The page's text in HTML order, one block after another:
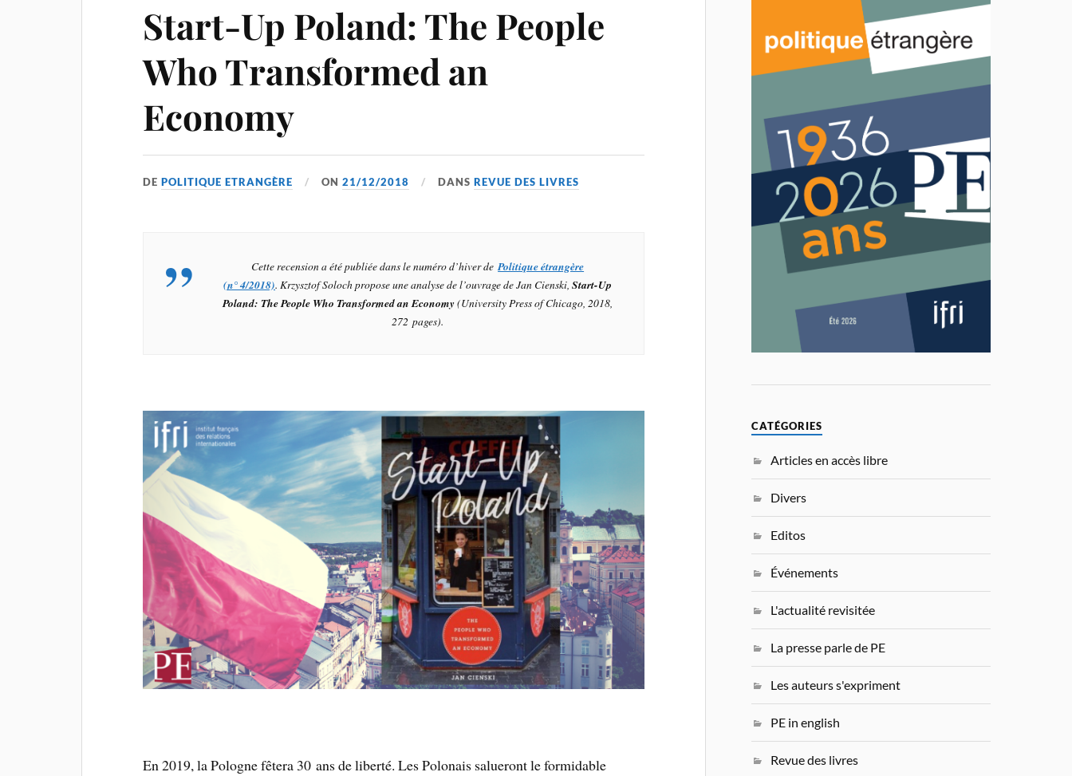
Start-Up Poland: The People
Who Transformed an
Economy
DEPOLITIQUE ETRANGÈRE ON21/12/2018 DANSREVUE DES LIVRES
Cette recension a été publiée dans le numéro d’hiver dePolitique étrangère
(n° 4/2018). Krzysztof Soloch propose une analyse de l’ouvrage de Jan Cienski,Start-Up
Poland: The People Who Transformed an Economy(University Press of Chicago, 2018,
272 pages).
En 2019, la Pologne fêtera 30 ans de liberté. Les Polonais salueront le formidable
CATÉGORIES
Articles en accès libre
Divers
Editos
Événements
L'actualité revisitée
La presse parle de PE
Les auteurs s'expriment
PE in english
Revue des livres